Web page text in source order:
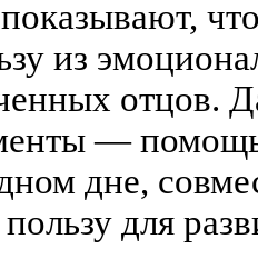
из
отцов.
—
дне,
для